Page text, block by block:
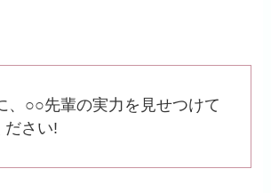
、○○先輩の実力を見せつけて
ださい!